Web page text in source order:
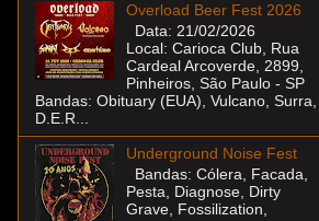
Overload Beer Fest 2026
Data: 21/02/2026
Local: Carioca Club, Rua
Cardeal Arcoverde, 2899,
Pinheiros, São Paulo - SP
Bandas: Obituary (EUA), Vulcano, Surra,
D.E.R...
Underground Noise Fest
Bandas: Cólera, Facada,
Pesta, Diagnose, Dirty
Grave, Fossilization,